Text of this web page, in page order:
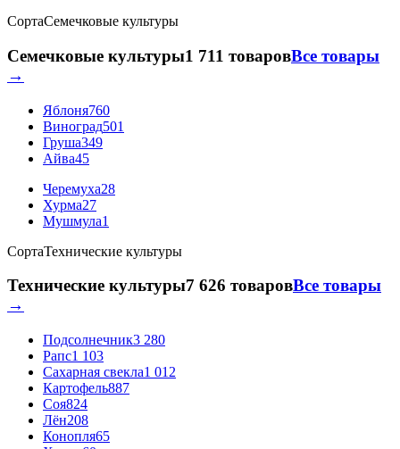
СортаСемечковые культуры
Семечковые культуры1 711 товаровВсе товары
→
Яблоня760
Виноград501
Груша349
Айва45
Черемуха28
Хурма27
Мушмула1
СортаТехнические культуры
Технические культуры7 626 товаровВсе товары
→
Подсолнечник3 280
Рапс1 103
Сахарная свекла1 012
Картофель887
Соя824
Лён208
Конопля65